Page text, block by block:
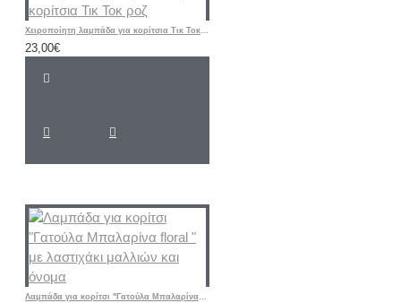
Χειροποίητη λαμπάδα για κορίτσια Τικ Τοκ ροζ
23,00€
Λαμπάδα για κορίτσι "Γατούλα Μπαλαρίνα floral " με λαστιχάκι μαλλιών και όνομα